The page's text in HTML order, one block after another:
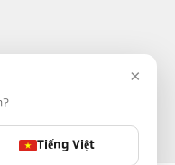
của chúng tôi? Đội ngũ
×
Tiếng Việt